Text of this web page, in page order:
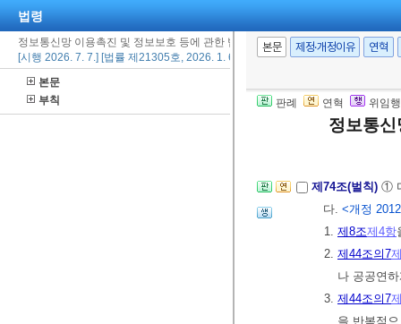
법령
정보통신망 이용촉진 및 정보보호 등에 관한 법률
[시행 2026. 7. 7.] [법률 제21305호, 2026. 1. 6., 일부개정]
본문
부칙
본문 제정·개정이유 연혁
판례 연혁 위임
정보통
7.제49조의2
를 확인하
8.제61조에
[전문개정
제74조(벌칙) ①
다. <개정
1. 제8조제4항
2. 제44조의7
나 공공연
3. 제44조의7
을 반복적